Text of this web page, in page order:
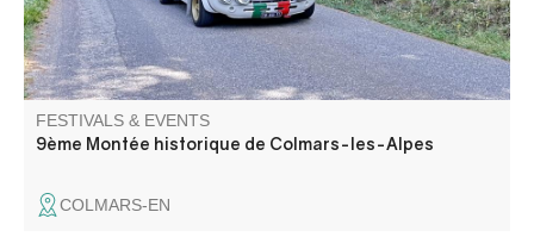
FESTIVALS & EVENTS
9ème Montée historique de Colmars-les-Alpes
COLMARS-EN